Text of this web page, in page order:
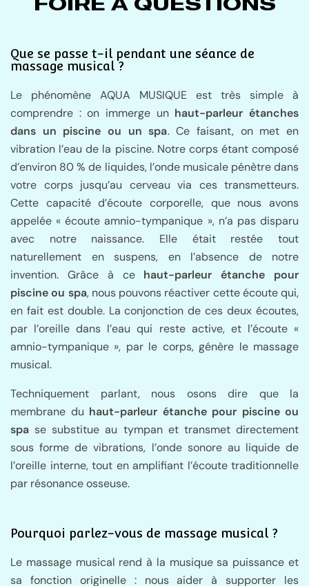
Que se passe t-il pendant une séance de
massage musical ?
Le phénomène AQUA MUSIQUE est très simple à
comprendre : on immerge un haut-parleur étanches
dans un piscine ou un spa. Ce faisant, on met en
vibration l’eau de la piscine. Notre corps étant composé
d’environ 80 % de liquides, l’onde musicale pénètre dans
votre corps jusqu’au cerveau via ces transmetteurs.
Cette capacité d’écoute corporelle, que nous avons
appelée « écoute amnio-tympanique », n’a pas disparu
avec notre naissance. Elle était restée tout
naturellement en suspens, en l’absence de notre
invention. Grâce à ce haut-parleur étanche pour
piscine ou spa, nous pouvons réactiver cette écoute qui,
en fait est double. La conjonction de ces deux écoutes,
par l’oreille dans l’eau qui reste active, et l’écoute «
amnio-tympanique », par le corps, génère le massage
musical.
Techniquement parlant, nous osons dire que la
membrane du haut-parleur étanche pour piscine ou
spa se substitue au tympan et transmet directement
sous forme de vibrations, l’onde sonore au liquide de
l’oreille interne, tout en amplifiant l’écoute traditionnelle
par résonance osseuse.
Pourquoi parlez-vous de massage musical ?
Le massage musical rend à la musique sa puissance et
sa fonction originelle : nous aider à supporter les